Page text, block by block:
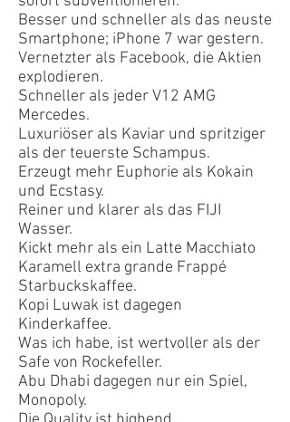
Besser und schneller als das neuste
Smartphone; iPhone 7 war gestern.
Vernetzter als Facebook, die Aktien
explodieren.
Schneller als jeder V12 AMG
Mercedes.
Luxuriöser als Kaviar und spritziger
als der teuerste Schampus.
Erzeugt mehr Euphorie als Kokain
und Ecstasy.
Reiner und klarer als das FIJI
Wasser.
Kickt mehr als ein Latte Macchiato
Karamell extra grande Frappé
Starbuckskaffee.
Kopi Luwak ist dagegen
Kinderkaffee.
Was ich habe, ist wertvoller als der
Safe von Rockefeller.
Abu Dhabi dagegen nur ein Spiel,
Monopoly.